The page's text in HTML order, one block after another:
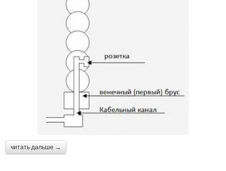
читать дальше →